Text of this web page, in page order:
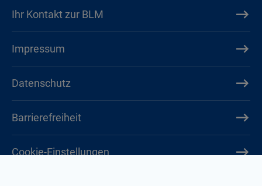
Ihr Kontakt zur BLM
Impressum
Datenschutz
Barrierefreiheit
Cookie-Einstellungen